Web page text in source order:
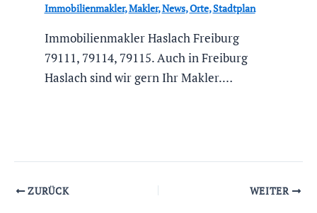
Immobilienmakler,Makler,News,Orte,Stadtplan
Immobilienmakler Haslach Freiburg
79111, 79114, 79115. Auch in Freiburg
Haslach sind wir gern Ihr Makler.…
ZURÜCK WEITER